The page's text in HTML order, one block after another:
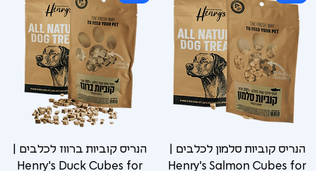
הנריס קוביות סלמון לכלבים |
Henry's Salmon Cubes for
הנריס קוביות ברווז לכלבים |
Henry's Duck Cubes for